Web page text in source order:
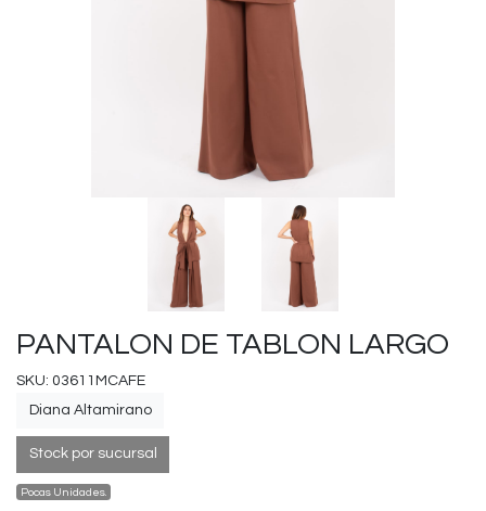
PANTALON DE TABLON LARGO
SKU: 03611MCAFE
Diana Altamirano
Stock por sucursal
Pocas Unidades.